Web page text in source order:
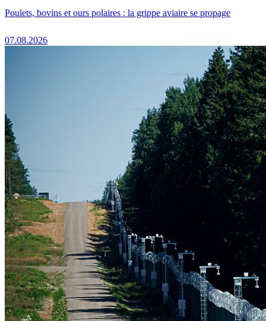
Poulets, bovins et ours polaires : la grippe aviaire se propage
07.08.2026